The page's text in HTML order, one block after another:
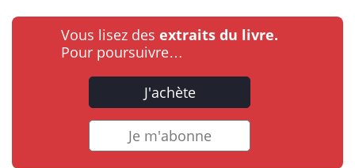
Vous lisez des extraits du livre.
Pour poursuivre…
J'achète
Je m'abonne